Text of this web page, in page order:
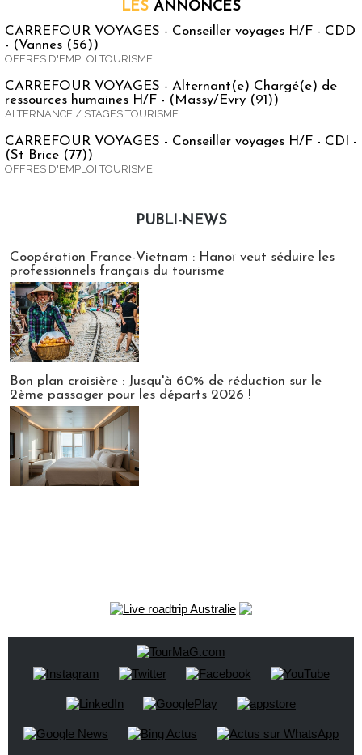
LES ANNONCES
CARREFOUR VOYAGES - Conseiller voyages H/F - CDD
- (Vannes (56))
OFFRES D'EMPLOI TOURISME
CARREFOUR VOYAGES - Alternant(e) Chargé(e) de
ressources humaines H/F - (Massy/Evry (91))
ALTERNANCE / STAGES TOURISME
CARREFOUR VOYAGES - Conseiller voyages H/F - CDI -
(St Brice (77))
OFFRES D'EMPLOI TOURISME
PUBLI-NEWS
Coopération France-Vietnam : Hanoï veut séduire les
professionnels français du tourisme
Bon plan croisière : Jusqu'à 60% de réduction sur le
2ème passager pour les départs 2026 !